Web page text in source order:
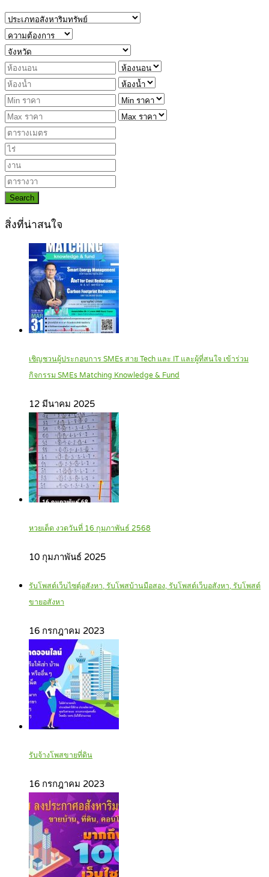
Search
สิ่งที่น่าสนใจ
เชิญชวนผู้ประกอบการ SMEs สาย Tech และ IT และผู้ที่สนใจ เข้าร่วม
กิจกรรม SMEs Matching Knowledge & Fund
12 มีนาคม 2025
หวยเด็ด งวดวันที่ 16 กุมภาพันธ์ 2568
10 กุมภาพันธ์ 2025
รับโพสต์เว็บไซตฺ์อสังหา, รับโพสบ้านมือสอง, รับโพสต์เว็บอสังหา, รับโพสต์
ขายอสังหา
16 กรกฎาคม 2023
รับจ้างโพสขายที่ดิน
16 กรกฎาคม 2023